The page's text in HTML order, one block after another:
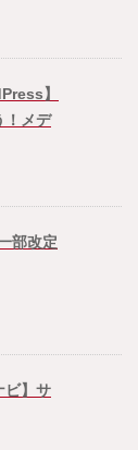
】
！メデ
部改定
ビ】サ